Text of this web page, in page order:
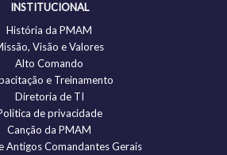
INSTITUCIONAL
História da PMAM
Visão e Valores
Alto Comando
e Treinamento
Diretoria de TI
de privacidade
Canção da PMAM
Antigos Comandantes Gerais